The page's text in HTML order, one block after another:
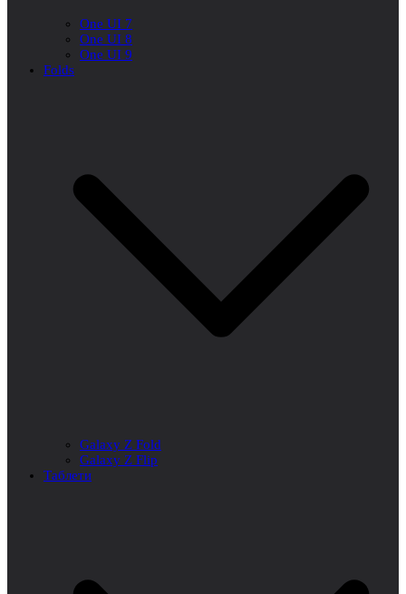
One UI 7
One UI 8
One UI 9
Folds
Galaxy Z Fold
Galaxy Z Flip
Таблети